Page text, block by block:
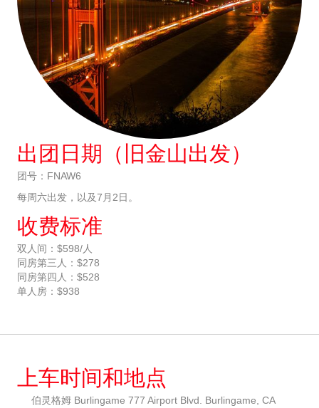
出团日期（旧金山出发）
团号：FNAW6
每周六出发，以及7月2日。
收费标准
双人间：$598/人
同房第三人：$278
同房第四人：$528
单人房：$938
上车时间和地点
伯灵格姆 Burlingame 777 Airport Blvd. Burlingame, CA